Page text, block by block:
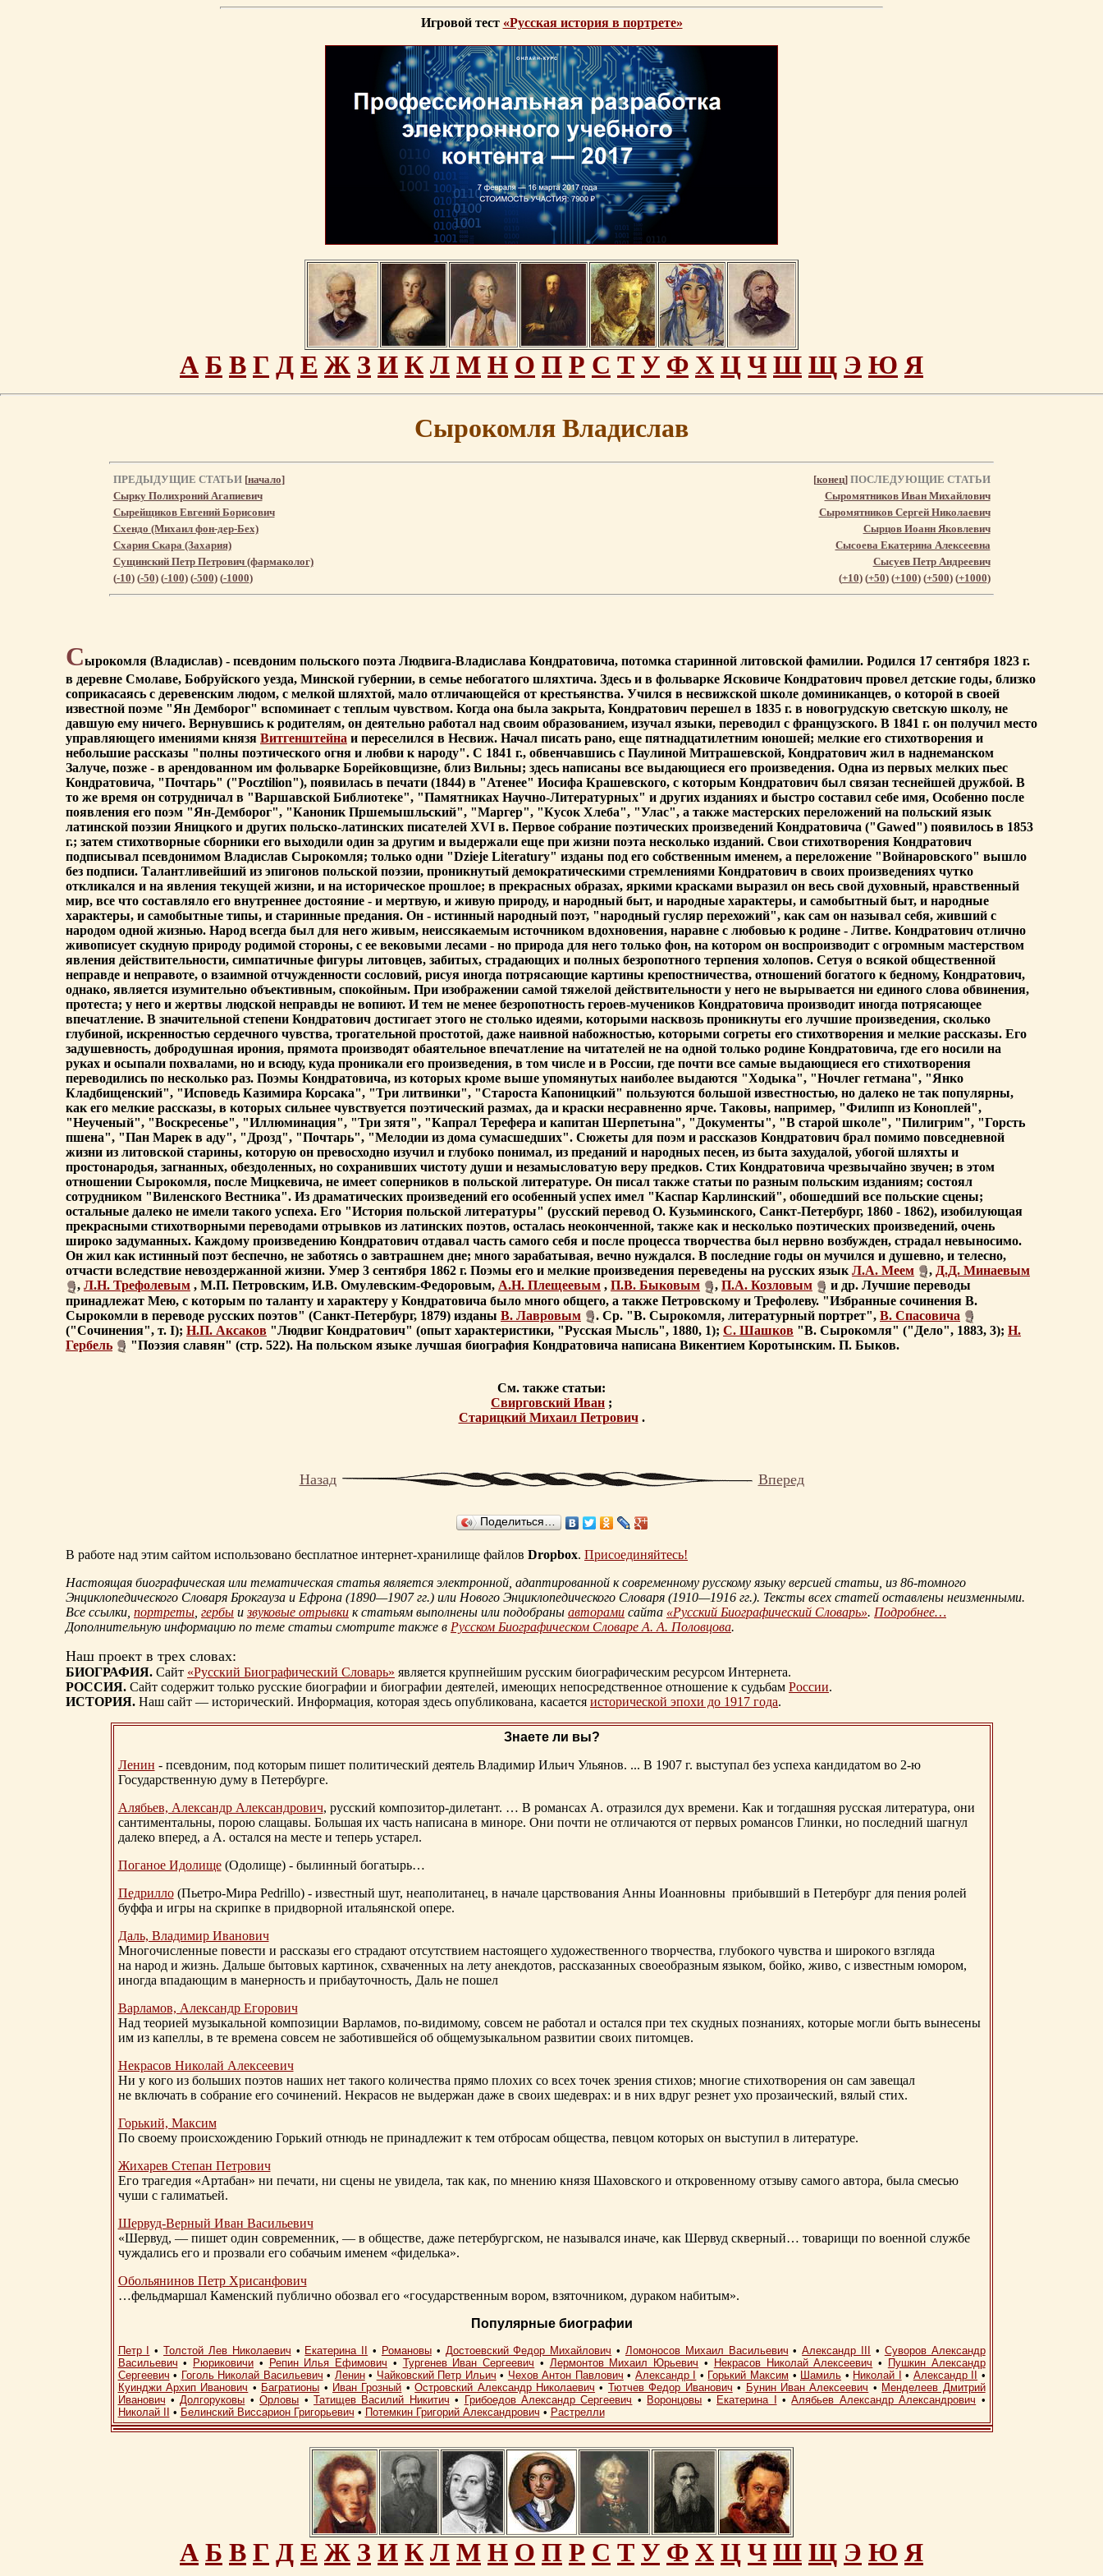
Игровой тест «Русская история в портрете»
А Б В Г Д Е Ж З И К Л М Н О П Р С Т У Ф Х Ц Ч Ш Щ Э Ю Я
Сырокомля Владислав
ПРЕДЫДУЩИЕ СТАТЬИ [начало] [конец]ПОСЛЕДУЮЩИЕ СТАТЬИ
Сырку Полихроний Агапиевич
Сыромятников Иван Михайлович
Сырейщиков Евгений Борисович
Сыромятников Сергей Николаевич
Схендо (Михаил фон-дер-Бех)
Сырцов Иоанн Яковлевич
Схария Скара (Захария)
Сысоева Екатерина Алексеевна
Сущинский Петр Петрович (фармаколог)
Сысуев Петр Андреевич
(-10) (-50) (-100) (-500) (-1000) (+10) (+50) (+100) (+500) (+1000)
Сырокомля (Владислав) - псевдоним польского поэта Людвига-Владислава Кондратовича, потомка старинной литовской фамилии. Родился 17 сентября 1823 г.
в деревне Смолаве, Бобруйского уезда, Минской губернии, в семье небогатого шляхтича. Здесь и в фольварке Ясковиче Кондратович провел детские годы, близко
соприкасаясь с деревенским людом, с мелкой шляхтой, мало отличающейся от крестьянства. Учился в несвижской школе доминиканцев, о которой в своей
известной поэме "Ян Демборог" вспоминает с теплым чувством. Когда она была закрыта, Кондратович перешел в 1835 г. в новогрудскую светскую школу, не
давшую ему ничего. Вернувшись к родителям, он деятельно работал над своим образованием, изучал языки, переводил с французского. В 1841 г. он получил место
управляющего имениями князя Витгенштейна и переселился в Несвиж. Начал писать рано, еще пятнадцатилетним юношей; мелкие его стихотворения и
небольшие рассказы "полны поэтического огня и любви к народу". С 1841 г., обвенчавшись с Паулиной Митрашевской, Кондратович жил в наднеманском
Залуче, позже - в арендованном им фольварке Борейковщизне, близ Вильны; здесь написаны все выдающиеся его произведения. Одна из первых мелких пьес
Кондратовича, "Почтарь" ("Pocztilion"), появилась в печати (1844) в "Атенее" Иосифа Крашевского, с которым Кондратович был связан теснейшей дружбой. В
то же время он сотрудничал в "Варшавской Библиотеке", "Памятниках Научно-Литературных" и других изданиях и быстро составил себе имя, Особенно после
появления его поэм "Ян-Демборог", "Каноник Пршемышльский", "Маргер", "Кусок Хлеба", "Улас", а также мастерских переложений на польский язык
латинской поэзии Яницкого и других польско-латинских писателей XVI в. Первое собрание поэтических произведений Кондратовича ("Gawed") появилось в 1853
г.; затем стихотворные сборники его выходили один за другим и выдержали еще при жизни поэта несколько изданий. Свои стихотворения Кондратович
подписывал псевдонимом Владислав Сырокомля; только одни "Dzieje Literatury" изданы под его собственным именем, а переложение "Войнаровского" вышло
без подписи. Талантливейший из эпигонов польской поэзии, проникнутый демократическими стремлениями Кондратович в своих произведениях чутко
откликался и на явления текущей жизни, и на историческое прошлое; в прекрасных образах, яркими красками выразил он весь свой духовный, нравственный
мир, все что составляло его внутреннее достояние - и мертвую, и живую природу, и народный быт, и народные характеры, и самобытный быт, и народные
характеры, и самобытные типы, и старинные предания. Он - истинный народный поэт, "народный гусляр перехожий", как сам он называл себя, живший с
народом одной жизнью. Народ всегда был для него живым, неиссякаемым источником вдохновения, наравне с любовью к родине - Литве. Кондратович отлично
живописует скудную природу родимой стороны, с ее вековыми лесами - но природа для него только фон, на котором он воспроизводит с огромным мастерством
явления действительности, симпатичные фигуры литовцев, забитых, страдающих и полных безропотного терпения холопов. Сетуя о всякой общественной
неправде и неправоте, о взаимной отчужденности сословий, рисуя иногда потрясающие картины крепостничества, отношений богатого к бедному, Кондратович,
однако, является изумительно объективным, спокойным. При изображении самой тяжелой действительности у него не вырывается ни единого слова обвинения,
протеста; у него и жертвы людской неправды не вопиют. И тем не менее безропотность героев-мучеников Кондратовича производит иногда потрясающее
впечатление. В значительной степени Кондратович достигает этого не столько идеями, которыми насквозь проникнуты его лучшие произведения, сколько
глубиной, искренностью сердечного чувства, трогательной простотой, даже наивной набожностью, которыми согреты его стихотворения и мелкие рассказы. Его
задушевность, добродушная ирония, прямота производят обаятельное впечатление на читателей не на одной только родине Кондратовича, где его носили на
руках и осыпали похвалами, но и всюду, куда проникали его произведения, в том числе и в России, где почти все самые выдающиеся его стихотворения
переводились по несколько раз. Поэмы Кондратовича, из которых кроме выше упомянутых наиболее выдаются "Ходыка", "Ночлег гетмана", "Янко
Кладбищенский", "Исповедь Казимира Корсака", "Три литвинки", "Староста Капоницкий" пользуются большой известностью, но далеко не так популярны,
как его мелкие рассказы, в которых сильнее чувствуется поэтический размах, да и краски несравненно ярче. Таковы, например, "Филипп из Коноплей",
"Неученый", "Воскресенье", "Иллюминация", "Три зятя", "Капрал Терефера и капитан Шерпетына", "Документы", "В старой школе", "Пилигрим", "Горсть
пшена", "Пан Марек в аду", "Дрозд", "Почтарь", "Мелодии из дома сумасшедших". Сюжеты для поэм и рассказов Кондратович брал помимо повседневной
жизни из литовской старины, которую он превосходно изучил и глубоко понимал, из преданий и народных песен, из быта захудалой, убогой шляхты и
простонародья, загнанных, обездоленных, но сохранивших чистоту души и незамысловатую веру предков. Стих Кондратовича чрезвычайно звучен; в этом
отношении Сырокомля, после Мицкевича, не имеет соперников в польской литературе. Он писал также статьи по разным польским изданиям; состоял
сотрудником "Виленского Вестника". Из драматических произведений его особенный успех имел "Каспар Карлинский", обошедший все польские сцены;
остальные далеко не имели такого успеха. Его "История польской литературы" (русский перевод О. Кузьминского, Санкт-Петербург, 1860 - 1862), изобилующая
прекрасными стихотворными переводами отрывков из латинских поэтов, осталась неоконченной, также как и несколько поэтических произведений, очень
широко задуманных. Каждому произведению Кондратович отдавал часть самого себя и после процесса творчества был нервно возбужден, страдал невыносимо.
Он жил как истинный поэт беспечно, не заботясь о завтрашнем дне; много зарабатывая, вечно нуждался. В последние годы он мучился и душевно, и телесно,
отчасти вследствие невоздержанной жизни. Умер 3 сентября 1862 г. Поэмы его и мелкие произведения переведены на русских язык Л.А. Меем , Д.Д. Минаевым
, Л.Н. Трефолевым , М.П. Петровским, И.В. Омулевским-Федоровым, А.Н. Плещеевым , П.В. Быковым , П.А. Козловым
и др. Лучшие переводы
принадлежат Мею, с которым по таланту и характеру у Кондратовича было много общего, а также Петровскому и Трефолеву. "Избранные сочинения В.
Сырокомли в переводе русских поэтов" (Санкт-Петербург, 1879) изданы В. Лавровым . Ср. "В. Сырокомля, литературный портрет", В. Спасовича
("Сочинения", т. I); Н.П. Аксаков "Людвиг Кондратович" (опыт характеристики, "Русская Мысль", 1880, 1); С. Шашков "В. Сырокомля" ("Дело", 1883, 3); Н.
Гербель
"Поэзия славян" (стр. 522). На польском языке лучшая биография Кондратовича написана Викентием Коротынским. П. Быков.
См. также статьи:
Свирговский Иван ;
Старицкий Михаил Петрович.
Назад Вперед
Поделиться…
В работе над этим сайтом использовано бесплатное интернет-хранилище файлов Dropbox. Присоединяйтесь!
Настоящая биографическая или тематическая статья является электронной, адаптированной к современному русскому языку версией статьи, из 86-томного
Энциклопедического Словаря Брокгауза и Ефрона (1890—1907 гг.) или Нового Энциклопедического Словаря (1910—1916 гг.). Тексты всех статей оставлены неизменными.
Все ссылки, портреты гербы и звуковые отрывки к статьям выполнены или подобраны авторами сайта «Русский Биографический Словарь». Подробнее…
Дополнительную информацию по теме статьи смотрите также в Русском Биографическом Словаре А. А. Половцова.
Наш проект в трех словах:
БИОГРАФИЯ. Сайт «Русский Биографический Словарь» является крупнейшим русским биографическим ресурсом Интернета.
РОССИЯ. Сайт содержит только русские биографии и биографии деятелей, имеющих непосредственное отношение к судьбам России.
ИСТОРИЯ. Наш сайт — исторический. Информация, которая здесь опубликована, касается исторической эпохи до 1917 года.
Знаете ли вы?
Ленин - псевдоним, под которым пишет политический деятель Владимир Ильич Ульянов. ... В 1907 г. выступал без успеха кандидатом во 2-ю
Государственную думу в Петербурге.
Алябьев, Александр Александрович, русский композитор-дилетант. … В романсах А. отразился дух времени. Как и тогдашняя русская литература, они
сантиментальны, порою слащавы. Большая их часть написана в миноре. Они почти не отличаются от первых романсов Глинки, но последний шагнул
далеко вперед, а А. остался на месте и теперь устарел.
Поганое Идолище(Одолище) - былинный богатырь…
Педрилло(Пьетро-Мира Pedrillo) - известный шут, неаполитанец, в начале царствования Анны Иоанновны прибывший в Петербург для пения ролей
буффа и игры на скрипке в придворной итальянской опере.
Даль, Владимир Иванович
Многочисленные повести и рассказы его страдают отсутствием настоящего художественного творчества, глубокого чувства и широкого взгляда
на народ и жизнь. Дальше бытовых картинок, схваченных на лету анекдотов, рассказанных своеобразным языком, бойко, живо, с известным юмором,
иногда впадающим в манерность и прибауточность, Даль не пошел
Варламов, Александр Егорович
Над теорией музыкальной композиции Варламов, по-видимому, совсем не работал и остался при тех скудных познаниях, которые могли быть вынесены
им из капеллы, в те времена совсем не заботившейся об общемузыкальном развитии своих питомцев.
Некрасов Николай Алексеевич
Ни у кого из больших поэтов наших нет такого количества прямо плохих со всех точек зрения стихов; многие стихотворения он сам завещал
не включать в собрание его сочинений. Некрасов не выдержан даже в своих шедеврах: и в них вдруг резнет ухо прозаический, вялый стих.
Горький, Максим
По своему происхождению Горький отнюдь не принадлежит к тем отбросам общества, певцом которых он выступил в литературе.
Жихарев Степан Петрович
Его трагедия «Артабан» ни печати, ни сцены не увидела, так как, по мнению князя Шаховского и откровенному отзыву самого автора, была смесью
чуши с галиматьей.
Шервуд-Верный Иван Васильевич
«Шервуд, — пишет один современник, — в обществе, даже петербургском, не назывался иначе, как Шервуд скверный… товарищи по военной службе
чуждались его и прозвали его собачьим именем «фиделька».
Обольянинов Петр Хрисанфович
…фельдмаршал Каменский публично обозвал его «государственным вором, взяточником, дураком набитым».
Популярные биографии
Петр I •Толстой Лев Николаевич • Екатерина II • Романовы• Достоевский Федор Михайлович • Ломоносов Михаил Васильевич •Александр III • Суворов Александр
Васильевич • Рюриковичи • Репин Илья Ефимович • Тургенев Иван Сергеевич • Лермонтов Михаил Юрьевич • Некрасов Николай Алексеевич • Пушкин Александр
Сергеевич • Гоголь Николай Васильевич • Ленин• Чайковский Петр Ильич • Чехов Антон Павлович • Александр I • Горький Максим • Шамиль • Николай I • Александр II •
Куинджи Архип Иванович • Багратионы • Иван Грозный •Островский Александр Николаевич • Тютчев Федор Иванович • Бунин Иван Алексеевич • Менделеев Дмитрий
Иванович • Долгоруковы •Орловы • Татищев Василий Никитич • Грибоедов Александр Сергеевич • Воронцовы • Екатерина I •Алябьев Александр Александрович •
Николай II • Белинский Виссарион Григорьевич • Потемкин Григорий Александрович • Растрелли
А Б В Г Д Е Ж З И К Л М Н О П Р С Т У Ф Х Ц Ч Ш Щ Э Ю Я